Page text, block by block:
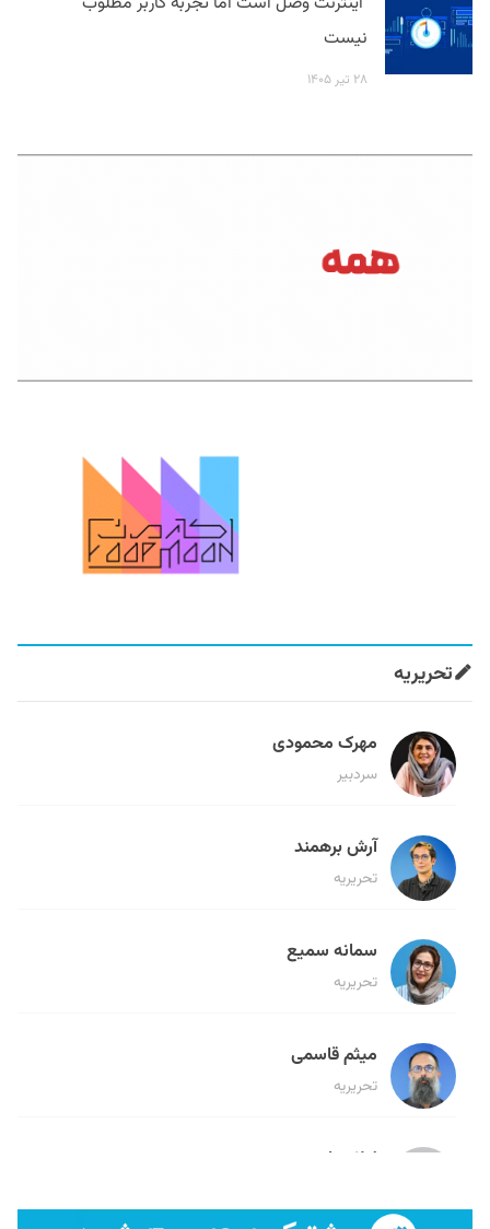
نیست
۲۸ تیر ۱۴۰۵
تحریریه
مهرک محمودی
سردبیر
آرش برهمند
تحریریه
سمانه سمیع
تحریریه
میثم قاسمی
تحریریه
لیلا حنارود